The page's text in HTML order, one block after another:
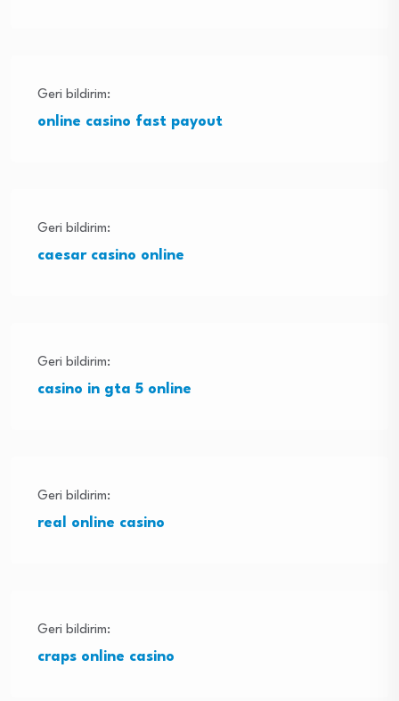
Geri bildirim:
online casino fast payout
Geri bildirim:
caesar casino online
Geri bildirim:
casino in gta 5 online
Geri bildirim:
real online casino
Geri bildirim:
craps online casino